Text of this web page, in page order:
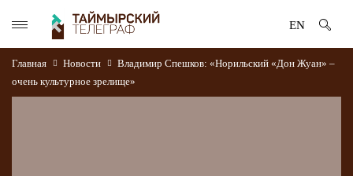
EN
Главная Новости
Владимир Спешков: «Норильский «Дон Жуан» –
очень культурное зрелище»